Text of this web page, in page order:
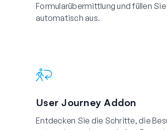
Formularübermittlung und füllen
automatisch aus.
User Journey Addon
Entdecken Sie die Schritte, die